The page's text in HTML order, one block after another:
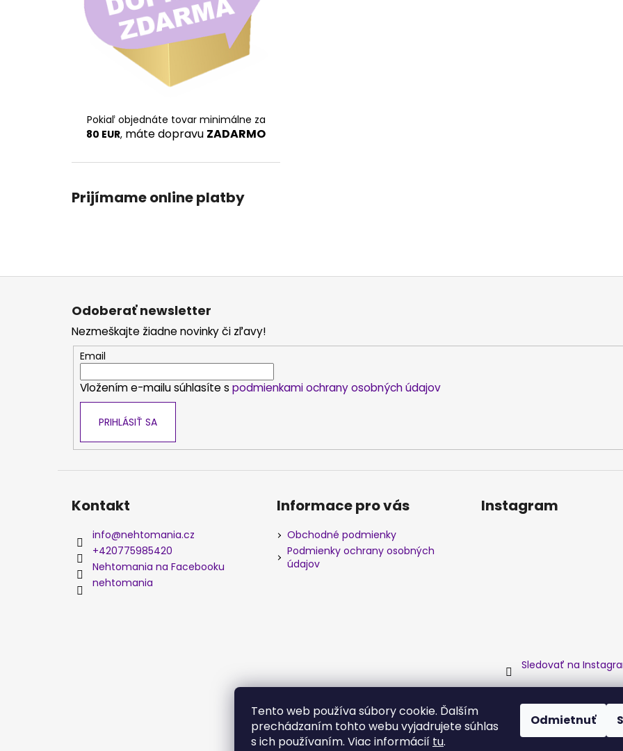
Tento web používa súbory cookie. Ďalším
prechádzaním tohto webu vyjadrujete súhlas
s ich používaním. Viac informácií tu.
Odmietnuť
Pokiaľ objednáte tovar minimálne za
80 EUR, máte dopravu ZADARMO
Prijímame online platby
Z
Odoberať newsletter
Nezmeškajte žiadne novinky či zľavy!
Email
Vložením e-mailu súhlasíte s podmienkami ochrany osobných údajov
PRIHLÁSIŤ SA
Kontakt
info@nehtomania.cz
+420775985420
Nehtomania na Facebooku
nehtomania
Informace pro vás
Obchodné podmienky
Podmienky ochrany osobných
údajov
Instagram
Sledovať na